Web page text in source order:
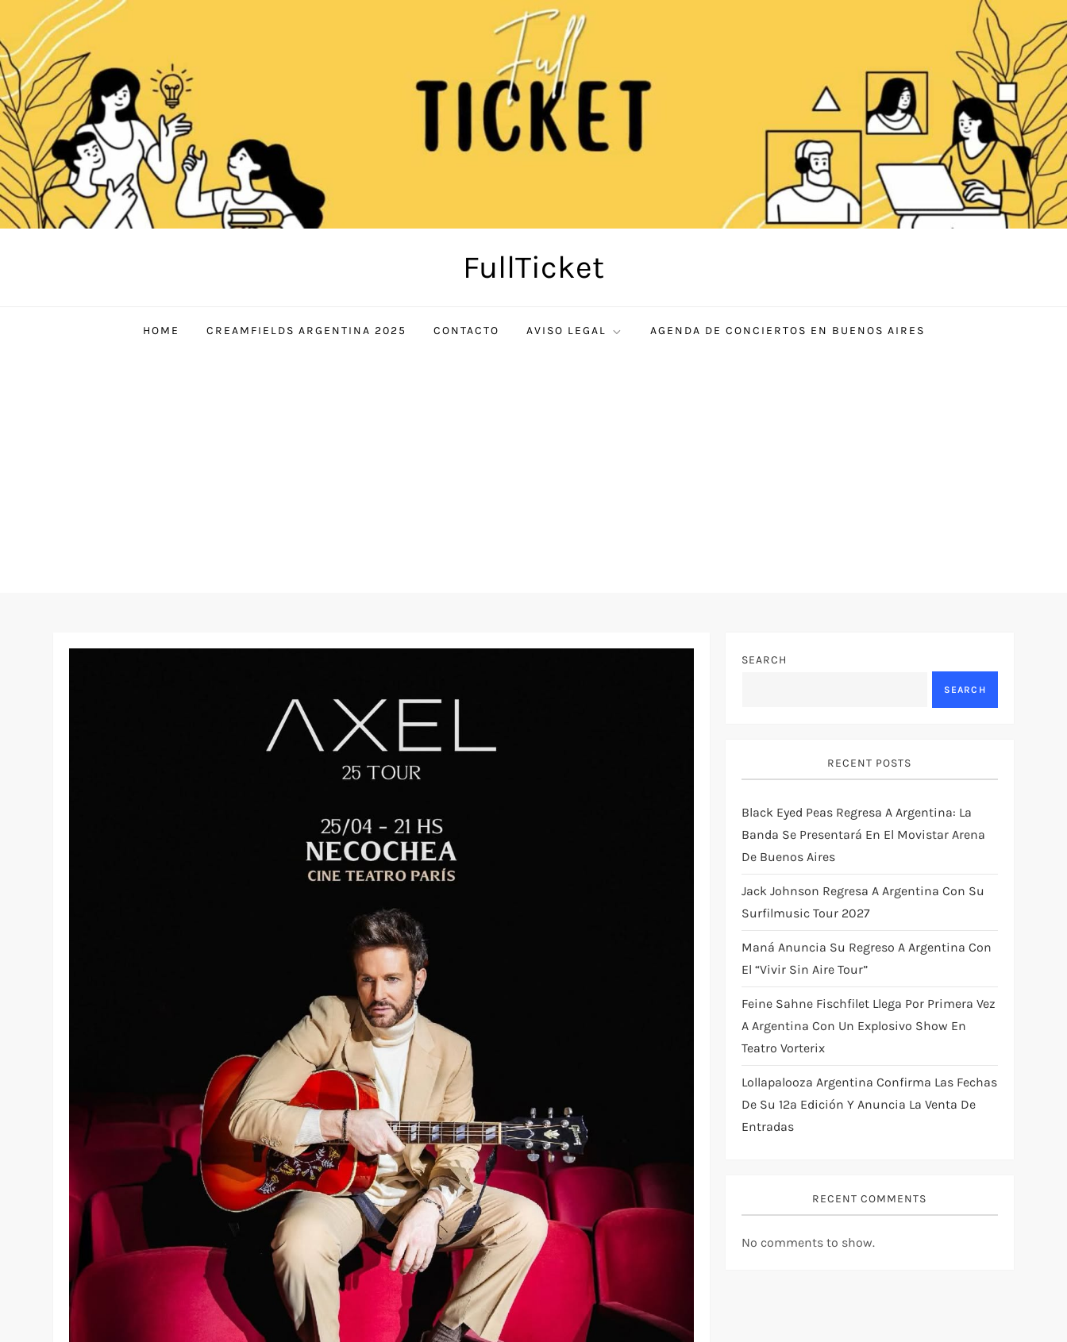
content
FullTicket
HOME CREAMFIELDS ARGENTINA 2025 CONTACTO AVISO LEGAL AGENDA DE CONCIERTOS EN BUENOS AIRES
SEARCH
SEARCH
RECENT POSTS
Black Eyed Peas Regresa A Argentina: La
Banda Se Presentará En El Movistar Arena
De Buenos Aires
Jack Johnson Regresa A Argentina Con Su
Surfilmusic Tour 2027
Maná Anuncia Su Regreso A Argentina Con
El “Vivir Sin Aire Tour”
Feine Sahne Fischfilet Llega Por Primera Vez
A Argentina Con Un Explosivo Show En
Teatro Vorterix
Lollapalooza Argentina Confirma Las Fechas
De Su 12ª Edición Y Anuncia La Venta De
Entradas
RECENT COMMENTS
No comments to show.